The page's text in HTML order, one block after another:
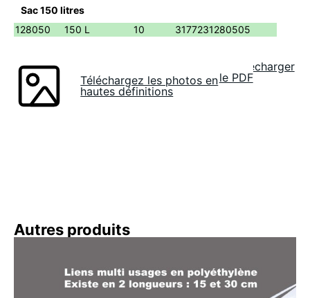
Sac 150 litres
128050
150 L 10 3177231280505
Téléchargez les photos en
hautes définitions
Télécharger
le PDF
Autres produits